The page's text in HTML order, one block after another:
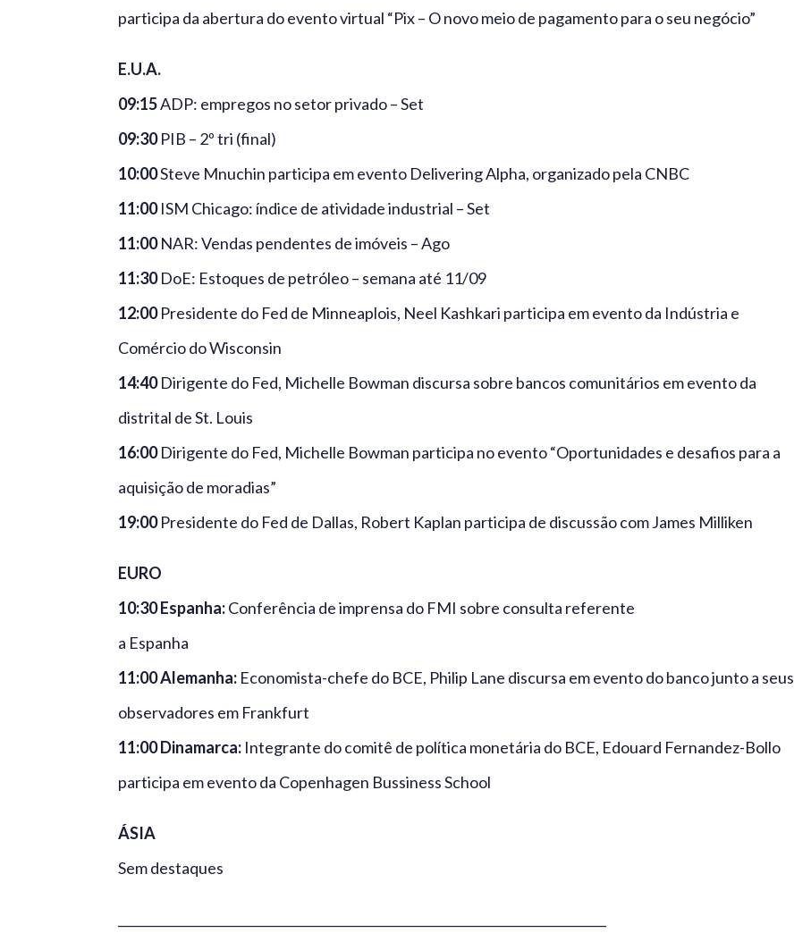
participa da abertura do evento virtual “Pix – O novo meio de pagamento para o seu negócio”
E.U.A.
09:15ADP: empregos no setor privado – Set
09:30PIB – 2º tri (final)
10:00Steve Mnuchin participa em evento Delivering Alpha, organizado pela CNBC
11:00ISM Chicago: índice de atividade industrial – Set
11:00NAR: Vendas pendentes de imóveis – Ago
11:30DoE: Estoques de petróleo – semana até 11/09
12:00Presidente do Fed de Minneaplois, Neel Kashkari participa em evento da Indústria e
Comércio do Wisconsin
14:40Dirigente do Fed, Michelle Bowman discursa sobre bancos comunitários em evento da
distrital de St. Louis
16:00Dirigente do Fed, Michelle Bowman participa no evento “Oportunidades e desafios para a
aquisição de moradias”
19:00Presidente do Fed de Dallas, Robert Kaplan participa de discussão com James Milliken
EURO
10:30 Espanha:Conferência de imprensa do FMI sobre consulta referente
a Espanha
11:00 Alemanha: Economista-chefe do BCE, Philip Lane discursa em evento do banco junto a seus
observadores em Frankfurt
11:00 Dinamarca: Integrante do comitê de política monetária do BCE, Edouard Fernandez-Bollo
participa em evento da Copenhagen Bussiness School
ÁSIA
Sem destaques